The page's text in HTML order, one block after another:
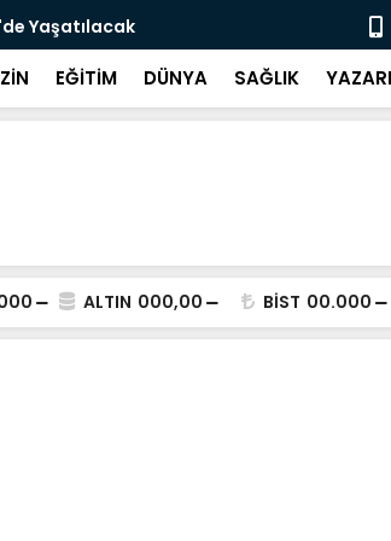
Yaşatılacak Emekli
EĞİTİM DÜNYA SAĞLIK
ALTIN 000,00 BİST 00.000